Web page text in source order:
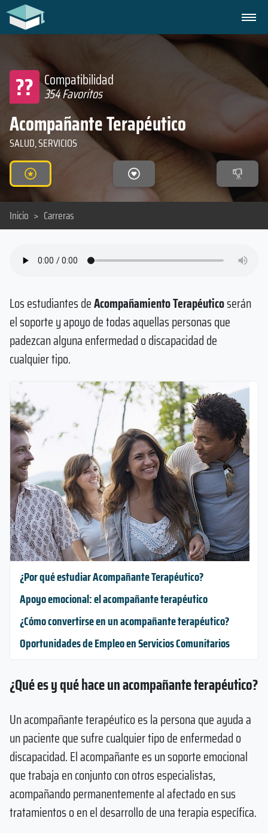
Acompañante Terapéutico
Compatibilidad
354 Favoritos
??
SALUD, SERVICIOS
Inicio > Carreras
Los estudiantes deAcompañamiento Terapéuticoserán
el soporte y apoyo de todas aquellas personas que
padezcan alguna enfermedad o discapacidad de
cualquier tipo.
¿Por qué estudiar Acompañante Terapéutico?
Apoyo emocional: el acompañante terapéutico
¿Cómo convertirse en un acompañante terapéutico?
Oportunidades de Empleo en Servicios Comunitarios
¿Qué es y qué hace un acompañante terapéutico?
Un acompañante terapéutico es la persona que ayuda a
un paciente que sufre cualquier tipo de enfermedad o
discapacidad. El acompañante es un soporte emocional
que trabaja en conjunto con otros especialistas,
acompañando permanentemente al afectado en sus
tratamientos o en el desarrollo de una terapia específica.